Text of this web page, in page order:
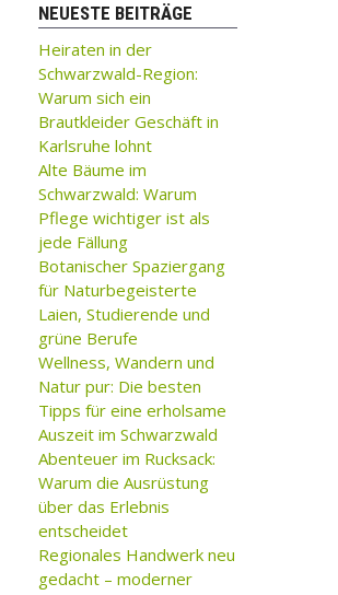
NEUESTE BEITRÄGE
Heiraten in der
Schwarzwald-Region:
Warum sich ein
Brautkleider Geschäft in
Karlsruhe lohnt
Alte Bäume im
Schwarzwald: Warum
Pflege wichtiger ist als
jede Fällung
Botanischer Spaziergang
für Naturbegeisterte
Laien, Studierende und
grüne Berufe
Wellness, Wandern und
Natur pur: Die besten
Tipps für eine erholsame
Auszeit im Schwarzwald
Abenteuer im Rucksack:
Warum die Ausrüstung
über das Erlebnis
entscheidet
Regionales Handwerk neu
gedacht – moderner